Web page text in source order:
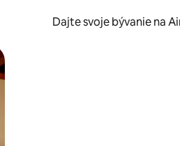
Dajte svoje bývanie na